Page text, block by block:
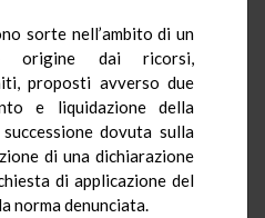
sorte nell’ambito di un
origine dai ricorsi,
proposti avverso due
e liquidazione della
dovuta sulla
di una dichiarazione
di applicazione del
norma denunciata.